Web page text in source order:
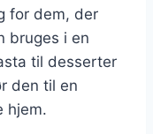
for dem, der
bruges i en
til desserter
den til en
hjem.